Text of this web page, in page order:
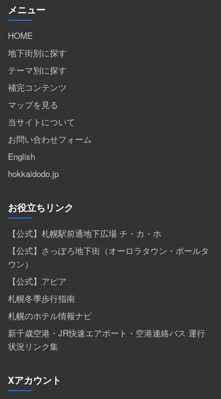
メニュー
HOME
地下街別に探す
テーマ別に探す
補完コンテンツ
マップを見る
当サイトについて
お問い合わせフォーム
English
hokkaidodo.jp
お役立ちリンク
【公式】札幌駅前通地下広場 チ・カ・ホ
【公式】さっぽろ地下街（オーロラタウン・ポールタ
ウン）
【公式】アピア
札幌冬季歩行指南
札幌のホテル情報ナビ
新千歳空港・JR快速エアポート・空港連絡バス 運行
状況リンク集
Xアカウント